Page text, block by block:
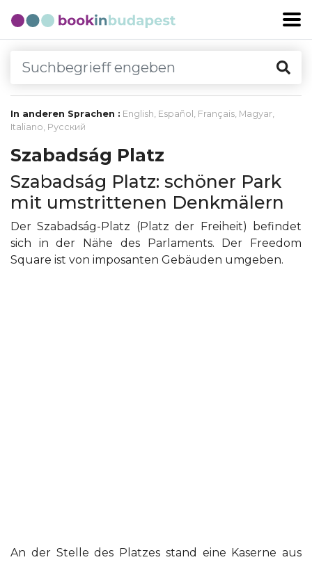
In anderen Sprachen : English, Español , Français, Magyar,
Italiano, Русский
Szabadság Platz
Szabadság Platz: schöner Park
mit umstrittenen Denkmälern
Der Szabadság-Platz (Platz der Freiheit) befindet
sich in der Nähe des Parlaments. Der Freedom
Square ist von imposanten Gebäuden umgeben.
An der Stelle des Platzes stand eine Kaserne aus